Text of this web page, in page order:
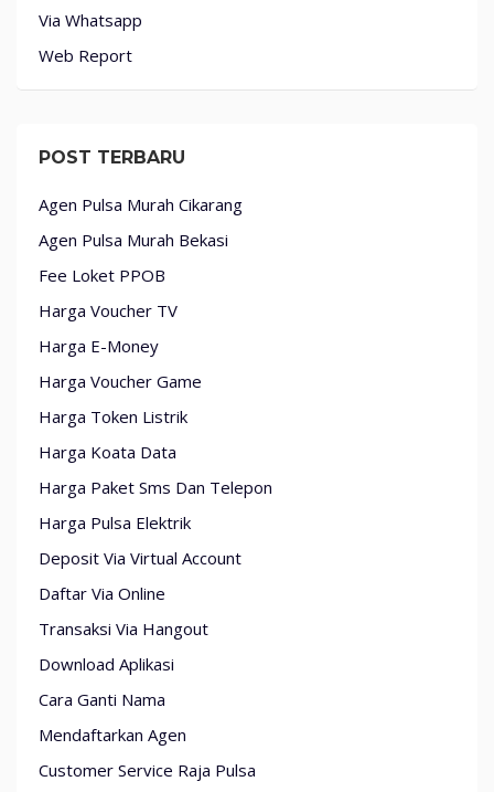
Via Whatsapp
Web Report
POST TERBARU
Agen Pulsa Murah Cikarang
Agen Pulsa Murah Bekasi
Fee Loket PPOB
Harga Voucher TV
Harga E-Money
Harga Voucher Game
Harga Token Listrik
Harga Koata Data
Harga Paket Sms Dan Telepon
Harga Pulsa Elektrik
Deposit Via Virtual Account
Daftar Via Online
Transaksi Via Hangout
Download Aplikasi
Cara Ganti Nama
Mendaftarkan Agen
Customer Service Raja Pulsa